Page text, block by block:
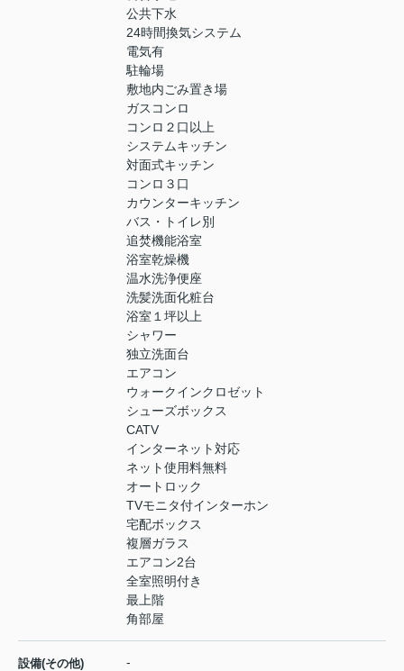
公共下水
24時間換気システム
電気有
駐輪場
敷地内ごみ置き場
ガスコンロ
コンロ２口以上
システムキッチン
対面式キッチン
コンロ３口
カウンターキッチン
バス・トイレ別
追焚機能浴室
浴室乾燥機
温水洗浄便座
洗髪洗面化粧台
浴室１坪以上
シャワー
独立洗面台
エアコン
ウォークインクロゼット
シューズボックス
CATV
インターネット対応
ネット使用料無料
オートロック
TVモニタ付インターホン
宅配ボックス
複層ガラス
エアコン2台
全室照明付き
最上階
角部屋
設備(その他) -